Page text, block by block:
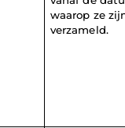
waarop ze
verzameld.